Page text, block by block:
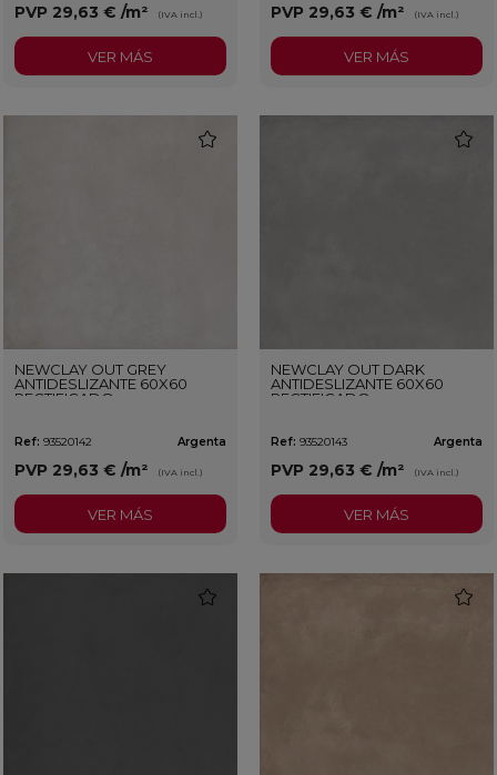
PVP 29,63 € /m² (IVA incl.)
VER MÁS
PVP 29,63 € /m² (IVA incl.)
VER MÁS
NEWCLAY OUT GREY
ANTIDESLIZANTE 60X60
RECTIFICADO
Ref: 93520142 Argenta
PVP 29,63 € /m² (IVA incl.)
VER MÁS
NEWCLAY OUT DARK
ANTIDESLIZANTE 60X60
RECTIFICADO
Ref: 93520143 Argenta
PVP 29,63 € /m² (IVA incl.)
VER MÁS